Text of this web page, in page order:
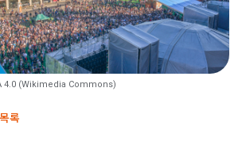
4.0 (Wikimedia Commons)
록